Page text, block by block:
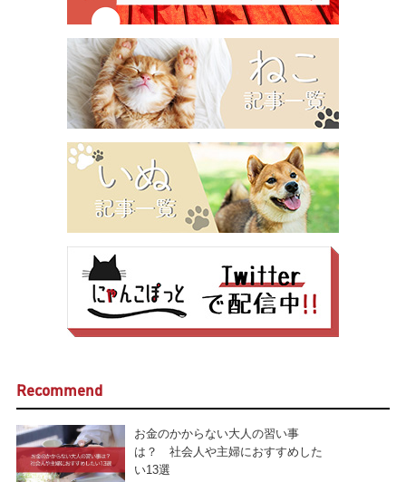
Recommend
お金のかからない大人の習い事
は？ 社会人や主婦におすすめした
い13選